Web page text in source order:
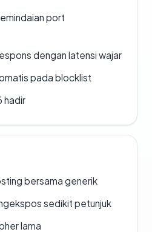
port
dengan latensi wajar
pada blocklist
hadir
bersama generik
sedikit petunjuk
lama